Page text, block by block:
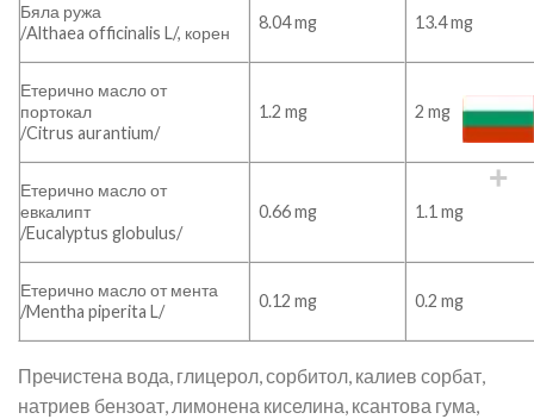
Бяла ружа
/Althaea officinalis L/, корен
8.04 mg 13.4 mg
Етерично масло от
портокал
/Citrus aurantium/
1.2 mg 2 mg
Етерично масло от
евкалипт
/Eucalyptus globulus/
0.66 mg 1.1 mg
Етерично масло от мента
/Mentha piperita L/
0.12 mg 0.2 mg
Пречистена вода, глицерол, сорбитол, калиев сорбат,
натриев бензоат, лимонена киселина, ксантова гума,